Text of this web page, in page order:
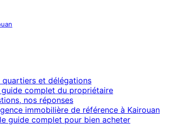
quartiers et délégations
complet du propriétaire
nos réponses
immobilière de référence à Kairouan
guide complet pour bien acheter